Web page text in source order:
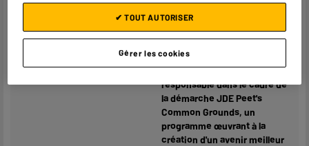
broyeur intégré
Compatible avec Broyeurs et robots café
complémentaires
Nos cafés en grain sont issus
d'un approvisionnement
responsable dans le cadre de
la démarche JDE Peet's
Common Grounds, un
programme œuvrant à la
création d'un avenir meilleur
Gérer les cookies
✔ TOUT AUTORISER